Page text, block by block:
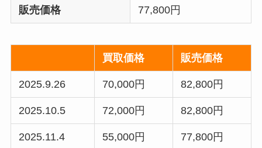
販売価格 77,800円
買取価格 販売価格
2025.9.26 70,000円 82,800円
2025.10.5 72,000円 82,800円
2025.11.4 55,000円 77,800円